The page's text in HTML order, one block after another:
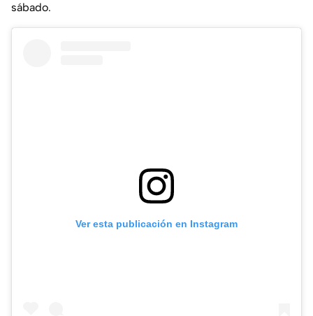
sábado.
Ver esta publicación en Instagram